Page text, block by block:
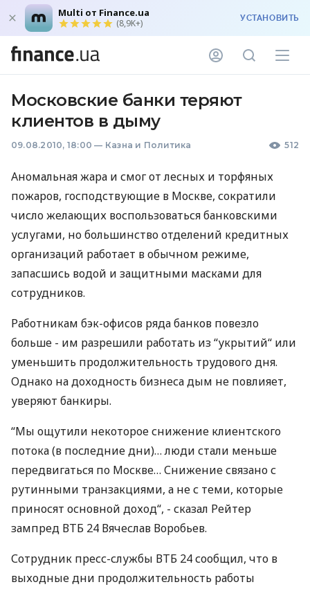
Multi от Finance.ua
(8,9K+) УСТАНОВИТЬ
Московские банки теряют
клиентов в дыму
09.08.2010, 18:00 — Казна и Политика 512
Аномальная жара и смог от лесных и торфяных
пожаров, господствующие в Москве, сократили
число желающих воспользоваться банковскими
услугами, но большинство отделений кредитных
организаций работает в обычном режиме,
запасшись водой и защитными масками для
сотрудников.
Работникам бэк-офисов ряда банков повезло
больше - им разрешили работать из “укрытий“ или
уменьшить продолжительность трудового дня.
Однако на доходность бизнеса дым не повлияет,
уверяют банкиры.
“Мы ощутили некоторое снижение клиентского
потока (в последние дни)… люди стали меньше
передвигаться по Москве… Снижение связано с
рутинными транзакциями, а не с теми, которые
приносят основной доход“, - сказал Рейтер
зампред ВТБ 24 Вячеслав Воробьев.
Сотрудник пресс-службы ВТБ 24 сообщил, что в
выходные дни продолжительность работы